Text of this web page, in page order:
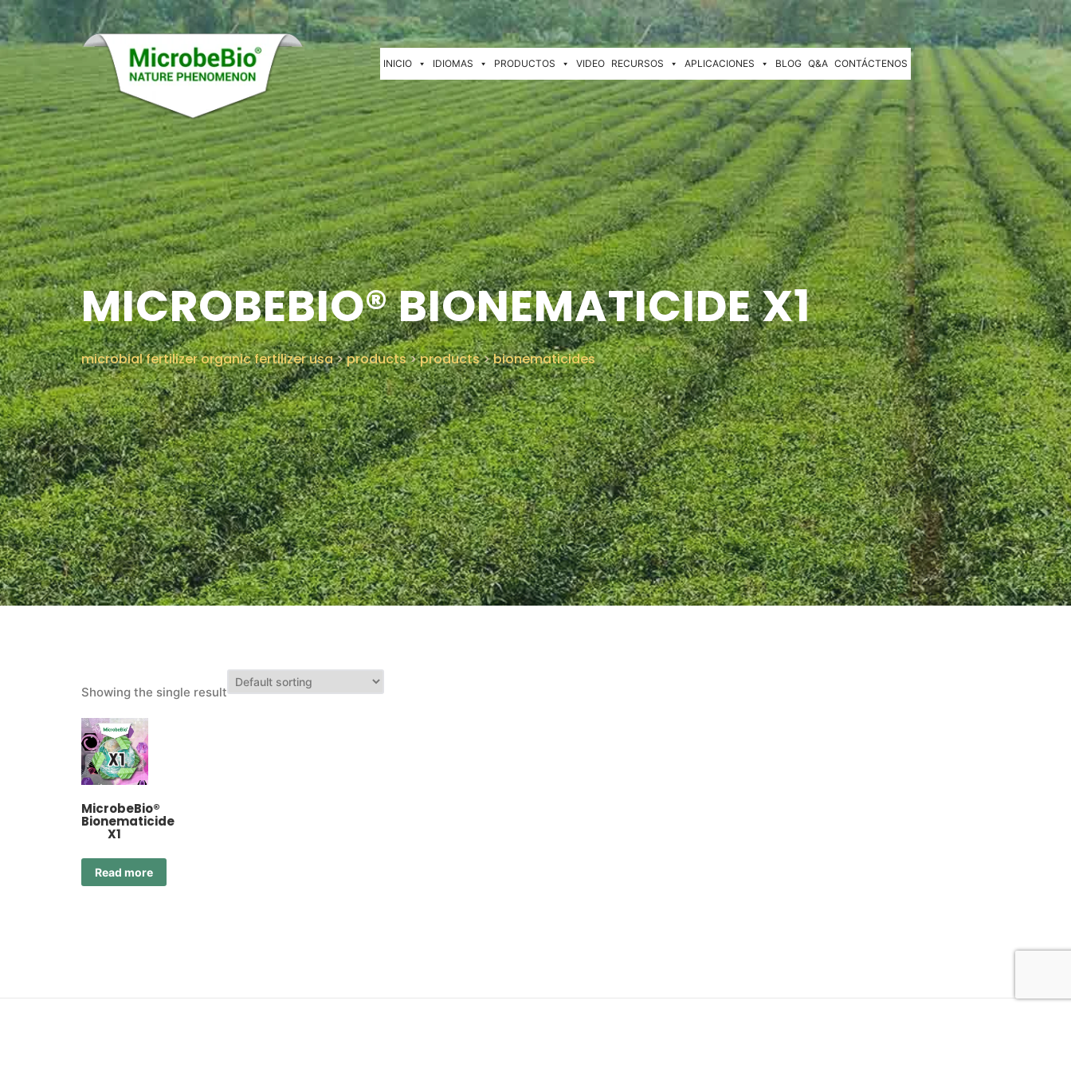
INICIO IDIOMAS PRODUCTOS VIDEO RECURSOS APLICACIONES BLOG Q&A CONTÁCTENOS
MICROBEBIO® BIONEMATICIDE X1
microbial fertilizer organic fertilizer usa>products>products>bionematicides
Showing the single result
MicrobeBio®
Bionematicide
X1
Read more